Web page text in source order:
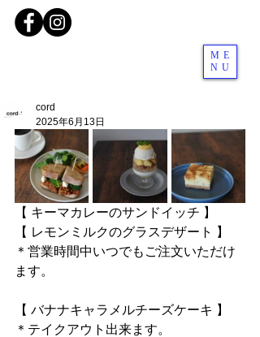
ME
NU
cord
2025年6月13日
【 キーマカレーのサンドイッチ 】
【 レモンミルクのグラスデザート 】
＊営業時間中いつでもご注文いただけ
ます。
【 バナナキャラメルチーズケーキ 】
＊テイクアウト出来ます。